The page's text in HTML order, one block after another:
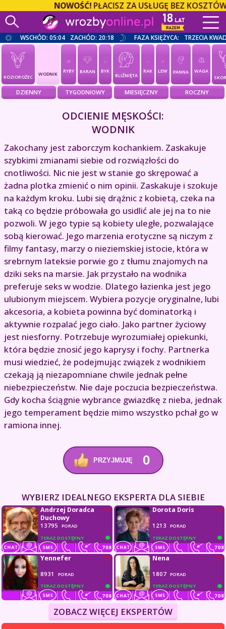
NOWOŚĆ!PŁACISZ ZA USŁUGĘ BEZ KOSZTÓW
WSCHÓD: 05:04 ZACHÓD: 20:18 FAZA KSIĘŻYCA: TRZECIA
KOZIOROŻEC WODNIK RYBY BARAN BYK
BLIŹNIĘTA
RAK LEW PANNA
WAGA
DZIENNY TYGODNIOWY MIESIĘCZNY ROCZNY
ODCIENIE MĘSKOŚCI:
WODNIK
Zakochany jest zaborczym kochankiem. Zaskakuje
szybkimi zmianami siebie od rozwiązłości do
cnotliwości. Nic nie jest w stanie go skrępować a
żadna plotka zmienić o nim opinii. Zaskakuje i szokuje
na każdym kroku. Lubi się drążnic z kobietą, czeka na
taką co będzie próbowała go usidlić ale jej na to nie
pozwoli. W jego typie są kobiety uległe, pozwalające
sobą kierować. Jego marzenia erotyczne są niczym z
filmy fantasy, marzy o nieziemskiej istocie, która w
srebrnym lateksie porwie go z tłumu znajomych na
dziki seks na marsie. Jak przystało na wodnika
preferuje seks w wodzie. Dlatego łazienka jest jego
ulubionym miejscem. Wybiera pozycje oryginalne, lubi
akcesoria, a kobieta powinna być dominatorką i
aktywnie rozpalać jego ciało. Jako partner życiowy
jest niesforny. Potrzebuje wyrozumiałej opiekunki,
która będzie znosić jego kaprysy i fochy. Partnerka
musi wiedzieć, że podejmując związek z wodnikiem
czekają ją niezapomniane chwile jednak pełne
niebezpieczeństw. Nie daje poczucia bezpieczeństwa.
Gdy kocha ściągnie wybrance gwiazdkę z nieba, jednak
jego temperament będzie mimo wszystko pchał go w
ramiona innej.
PRZYJMUJĘ 0
WYBIERZ IDEALNEGO EKSPERTA DLA SIEBIE
TERAZ DOSTĘPNY
Andrzej Doradca
Duchowy
13795
PORAD
TERAZ DOSTĘPNY
Dorota Doris
1213 PORAD
TERAZ DOSTĘPNY
Yennefer
8931
PORAD
TERAZ DOSTĘPNY
Nena
1807 PORAD
ZOBACZ WIĘCEJ EKSPERTÓW